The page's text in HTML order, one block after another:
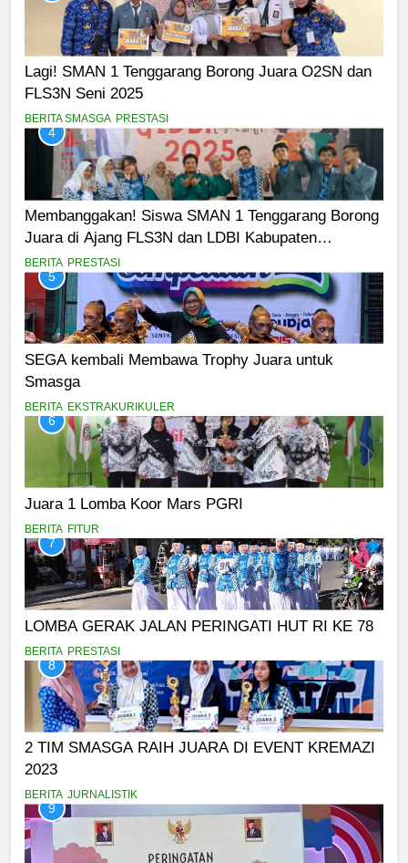
Lagi! SMAN 1 Tenggarang Borong Juara O2SN dan
FLS3N Seni 2025
BERITA SMASGA PRESTASI
4
Membanggakan! Siswa SMAN 1 Tenggarang Borong
Juara di Ajang FLS3N dan LDBI Kabupaten
Bondowoso 2025
BERITA PRESTASI
5
SEGA kembali Membawa Trophy Juara untuk
Smasga
BERITA EKSTRAKURIKULER
6
Juara 1 Lomba Koor Mars PGRI
BERITA FITUR
7
LOMBA GERAK JALAN PERINGATI HUT RI KE 78
BERITA PRESTASI
8
2 TIM SMASGA RAIH JUARA DI EVENT KREMAZI
2023
BERITA JURNALISTIK
9